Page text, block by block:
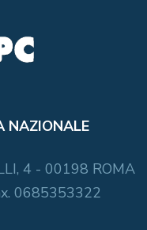
NAZIONALE
4 - 00198 ROMA
0685353322